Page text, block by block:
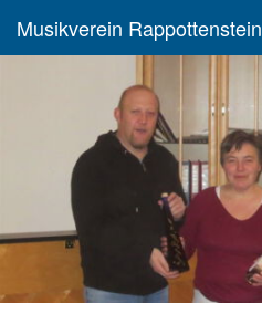
Musikverein Rappottenstein